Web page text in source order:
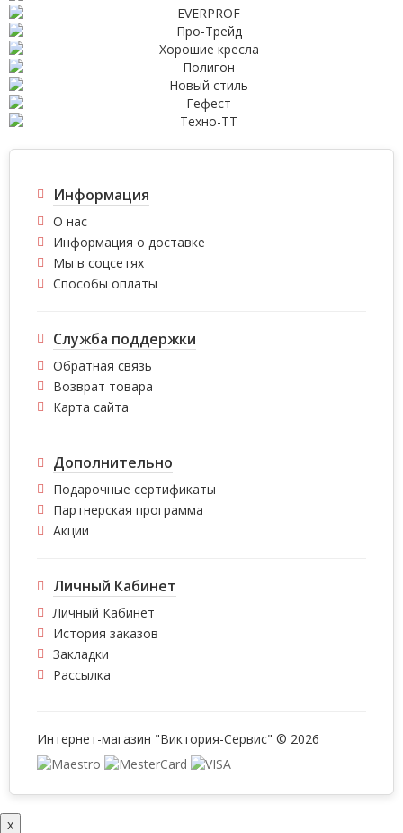
Информация
О нас
Информация о доставке
Мы в соцсетях
Способы оплаты
Служба поддержки
Обратная связь
Возврат товара
Карта сайта
Дополнительно
Подарочные сертификаты
Партнерская программа
Акции
Личный Кабинет
Личный Кабинет
История заказов
Закладки
Рассылка
Интернет-магазин "Виктория-Сервис" © 2026
x